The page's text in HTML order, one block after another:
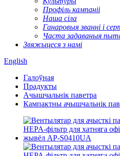
Профіль кампаніі
Наша сіла
Ганаровыя званні і
Часта задаваныя
Звяжыцеся з намі
English
Галоўная
Прадукты
Ачышчальнік паветра
Кампактны ачышчальнік